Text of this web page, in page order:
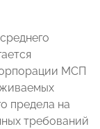
МСП
предела на
требований